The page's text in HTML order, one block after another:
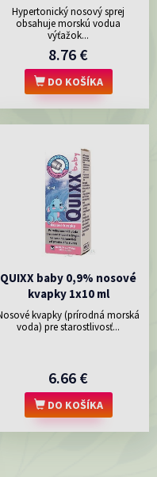
Hypertonický nosový sprej
obsahuje morskú vodua
výťažok...
8.76 €
DO KOŠÍKA
QUIXX baby 0,9% nosové
kvapky 1x10 ml
kvapky (prírodná morská
voda) pre starostlivosť...
6.66 €
DO KOŠÍKA